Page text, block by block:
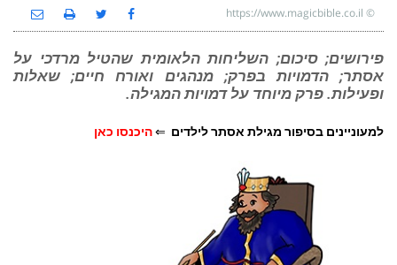
©
https://www.magicbible.co.il
פירושים; סיכום; השליחות הלאומית שהטיל מרדכי על
אסתר; הדמויות בפרק; מנהגים ואורח חיים; שאלות
ופעילות. פרק מיוחד על דמויות המגילה.
למעוניינים בסיפור מגילת אסתר לילדים ⇐היכנסו כאן